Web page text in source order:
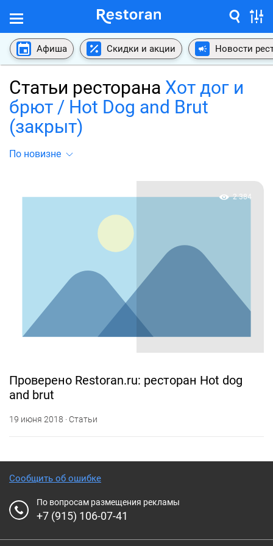
Афиша Скидки и акции Новости
Статьи ресторана Хот дог и
брют / Hot Dog and Brut
(закрыт)
По новизне
2 384
Проверено Restoran.ru: ресторан Hot dog
and brut
19 июня 2018 · Статьи
Сообщить об ошибке
По вопросам размещения рекламы
+7 (915) 106-07-41